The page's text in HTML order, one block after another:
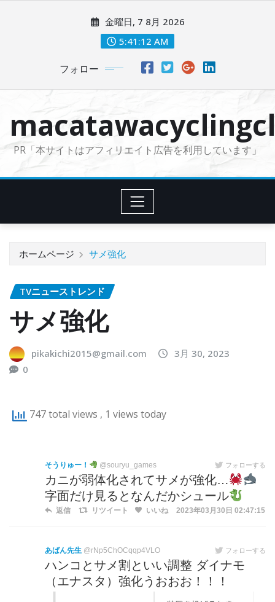
に
金曜日, 7 8月 2026
5:41:13 AM
フォロー
PR「本サイトはアフィリエイト広告を利用しています」
ホームページ サメ強化
TVニューストレンド
サメ強化
pikakichi2015@gmail.com
3月 30, 2023
0
747 total views , 1 views today
そうりゅー！ @souryu_games フォローする
カニが弱体化されてサメが強化…
字面だけ見るとなんだかシュール
返信 リツイート いいね 2023年03月30日 02:47:15
あばん先生 @rNp5ChOCqqp4VLO フォローする
ハンコとサメ割といい調整 ダイナモ
（エナスタ）強化うおおお！！！